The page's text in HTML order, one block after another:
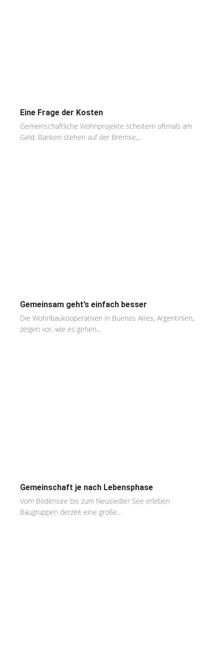
Eine Frage der Kosten
Gemeinschaftliche Wohnprojekte scheitern oftmals am
Geld. Banken stehen auf der Bremse,...
Gemeinsam geht’s einfach besser
Die Wohnbaukooperativen in Buenos Aires, Argentinien,
zeigen vor, wie es gehen...
Gemeinschaft je nach Lebensphase
Vom Bodensee bis zum Neusiedler See erleben
Baugruppen derzeit eine große...